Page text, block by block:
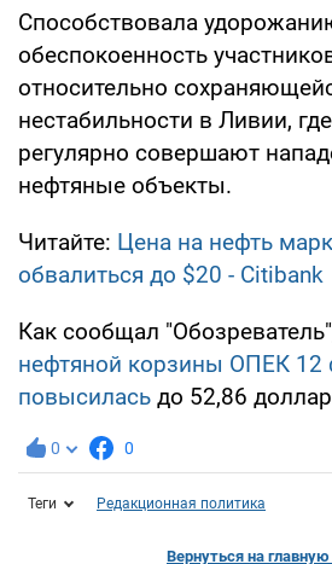
Способствовала
обеспокоенность
относительно
нестабильности в Ливии,
регулярно совершают
нефтяные объекты.
Читайте: Цена на нефть
обвалиться до $20 - Citibank
Как сообщал
нефтяной корзины ОПЕК 12
повысилась до 52,86
0 0
Теги Редакционная политика
Вернуться на главную